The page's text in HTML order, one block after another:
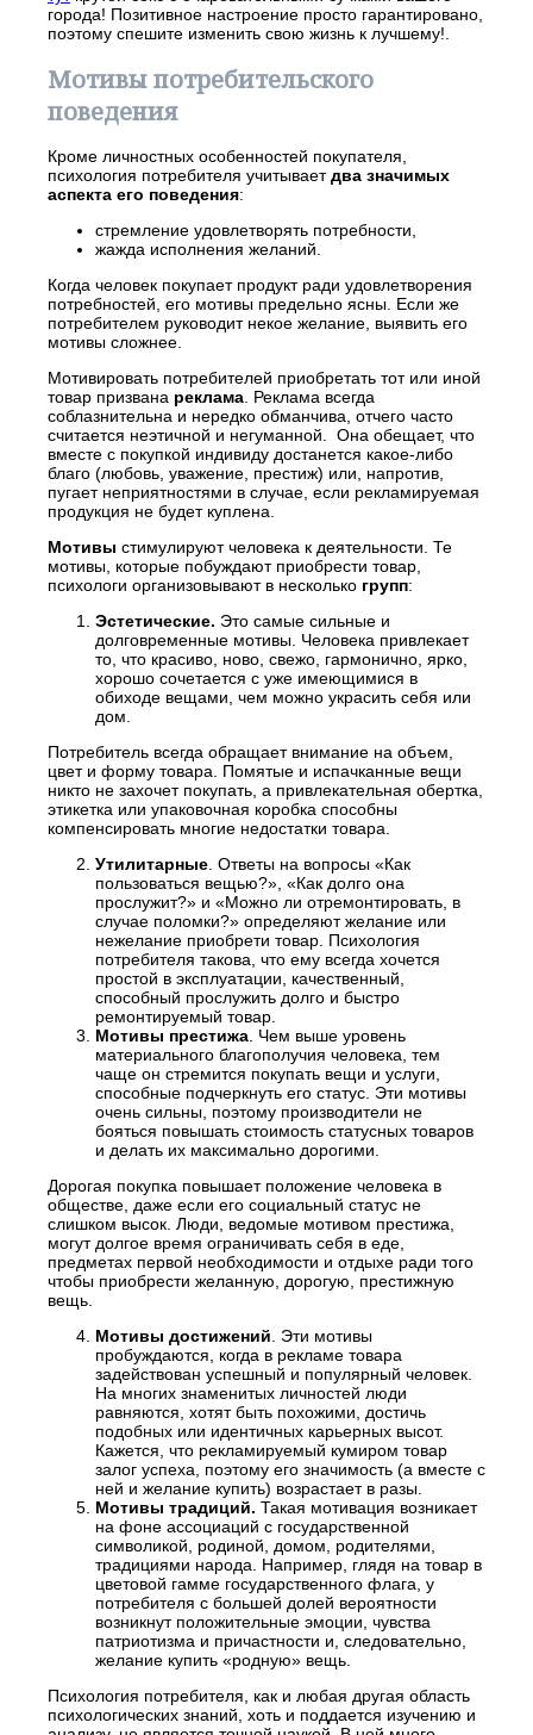
города! Позитивное настроение просто гарантировано,
поэтому спешите изменить свою жизнь к лучшему!
Мотивы потребительского
поведения
Кроме личностных особенностей покупателя,
психология потребителя учитываетдва значимых
аспекта его поведения:
стремление удовлетворять потребности,
жажда исполнения желаний.
Когда человек покупает продукт ради удовлетворения
потребностей, его мотивы предельно ясны. Если же
потребителем руководит некое желание, выявить его
мотивы сложнее.
Мотивировать потребителей приобретать тот или иной
товар призвана реклама . Реклама всегда
соблазнительна и нередко обманчива, отчего часто
считается неэтичной и негуманной. Она обещает, что
вместе с покупкой индивиду достанется какое-либо
благо (любовь, уважение, престиж) или, напротив,
пугает неприятностями в случае, если рекламируемая
продукция не будет куплена.
Мотивы стимулируют человека к деятельности. Те
мотивы, которые побуждают приобрести товар,
психологи организовывают в несколько групп:
Эстетические. Это самые сильные и
долговременные мотивы. Человека привлекает
то, что красиво, ново, свежо, гармонично, ярко,
хорошо сочетается с уже имеющимися в
обиходе вещами, чем можно украсить себя или
дом.
Потребитель всегда обращает внимание на объем,
цвет и форму товара. Помятые и испачканные вещи
никто не захочет покупать, а привлекательная обертка,
этикетка или упаковочная коробка способны
компенсировать многие недостатки товара.
Утилитарные . Ответы на вопросы «Как
пользоваться вещью?», «Как долго она
прослужит?» и «Можно ли отремонтировать, в
случае поломки?» определяют желание или
нежелание приобрети товар. Психология
потребителя такова, что ему всегда хочется
простой в эксплуатации, качественный,
способный прослужить долго и быстро
ремонтируемый товар.
Мотивы престижа . Чем выше уровень
материального благополучия человека, тем
чаще он стремится покупать вещи и услуги,
способные подчеркнуть его статус. Эти мотивы
очень сильны, поэтому производители не
бояться повышать стоимость статусных товаров
и делать их максимально дорогими.
Дорогая покупка повышает положение человека в
обществе, даже если его социальный статус не
слишком высок. Люди, ведомые мотивом престижа,
могут долгое время ограничивать себя в еде,
предметах первой необходимости и отдыхе ради того
чтобы приобрести желанную, дорогую, престижную
вещь.
Мотивы достижений . Эти мотивы
пробуждаются, когда в рекламе товара
задействован успешный и популярный человек.
На многих знаменитых личностей люди
равняются, хотят быть похожими, достичь
подобных или идентичных карьерных высот.
Кажется, что рекламируемый кумиром товар
залог успеха, поэтому его значимость (а вместе с
ней и желание купить) возрастает в разы.
Мотивы традиций. Такая мотивация возникает
на фоне ассоциаций с государственной
символикой, родиной, домом, родителями,
традициями народа. Например, глядя на товар в
цветовой гамме государственного флага, у
потребителя с большей долей вероятности
возникнут положительные эмоции, чувства
патриотизма и причастности и, следовательно,
желание купить «родную» вещь.
Психология потребителя, как и любая другая область
психологических знаний, хоть и поддается изучению и